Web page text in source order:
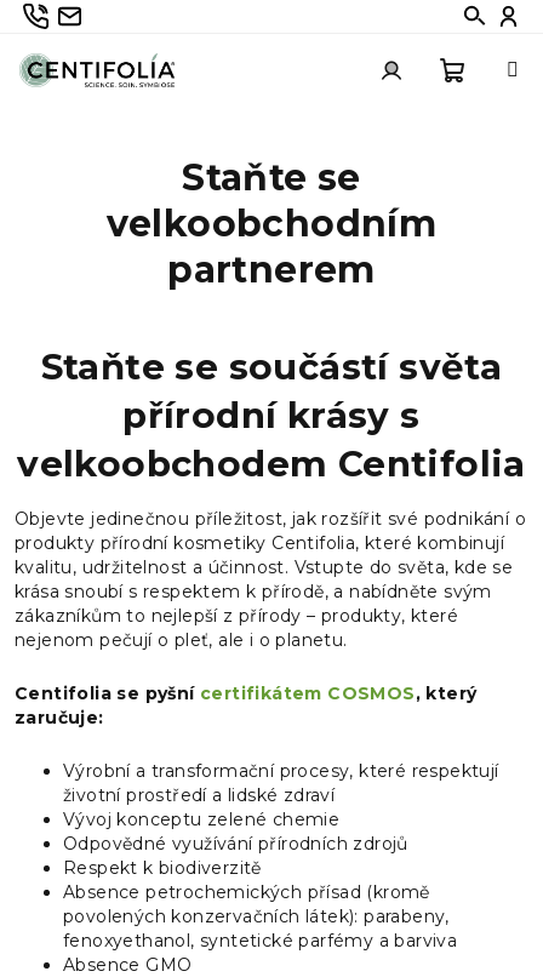
Přejít
obsah
735 336 882
info@centifolia.cz Hledat
Staňte se
velkoobchodním
partnerem
Staňte se součástí světa
přírodní krásy s
velkoobchodem Centifolia
Objevte jedinečnou příležitost, jak rozšířit své podnikání o
produkty přírodní kosmetiky Centifolia, které kombinují
kvalitu, udržitelnost a účinnost. Vstupte do světa, kde se
krása snoubí s respektem k přírodě, a nabídněte svým
zákazníkům to nejlepší z přírody – produkty, které
nejenom pečují o pleť, ale i o planetu.
Centifolia se pyšní certifikátem COSMOS, který
zaručuje:
Výrobní a transformační procesy, které respektují
životní prostředí a lidské zdraví
Vývoj konceptu zelené chemie
Odpovědné využívání přírodních zdrojů
Respekt k biodiverzitě
Absence petrochemických přísad (kromě
povolených konzervačních látek): parabeny,
fenoxyethanol, syntetické parfémy a barviva
Absence GMO